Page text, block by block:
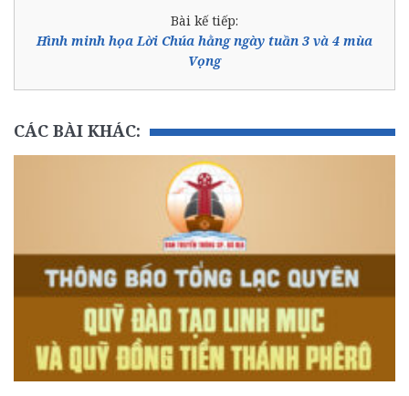
Bài kế tiếp:
Hình minh họa Lời Chúa hằng ngày tuần 3 và 4 mùa
Vọng
CÁC BÀI KHÁC: